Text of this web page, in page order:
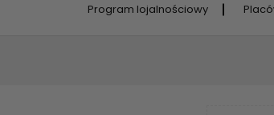
Program lojalnościowy